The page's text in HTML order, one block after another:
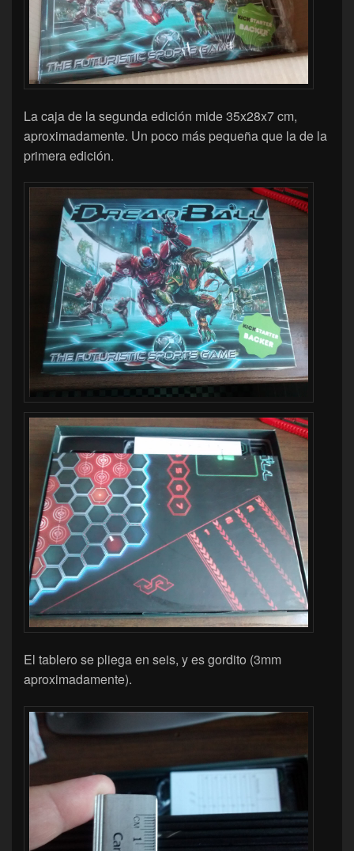
La caja de la segunda edición mide 35x28x7 cm,
aproximadamente. Un poco más pequeña que la de la
primera edición.
El tablero se pliega en seis, y es gordito (3mm
aproximadamente).